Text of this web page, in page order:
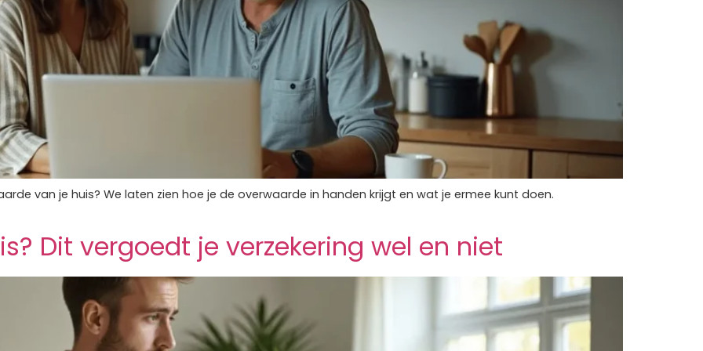
van je huis? We laten zien hoe je de overwaarde in handen krijgt en wat je ermee kunt doen.
Dit vergoedt je verzekering wel en niet